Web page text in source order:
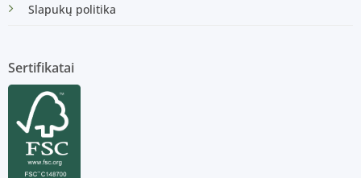
Slapukų politika
Sertifikatai